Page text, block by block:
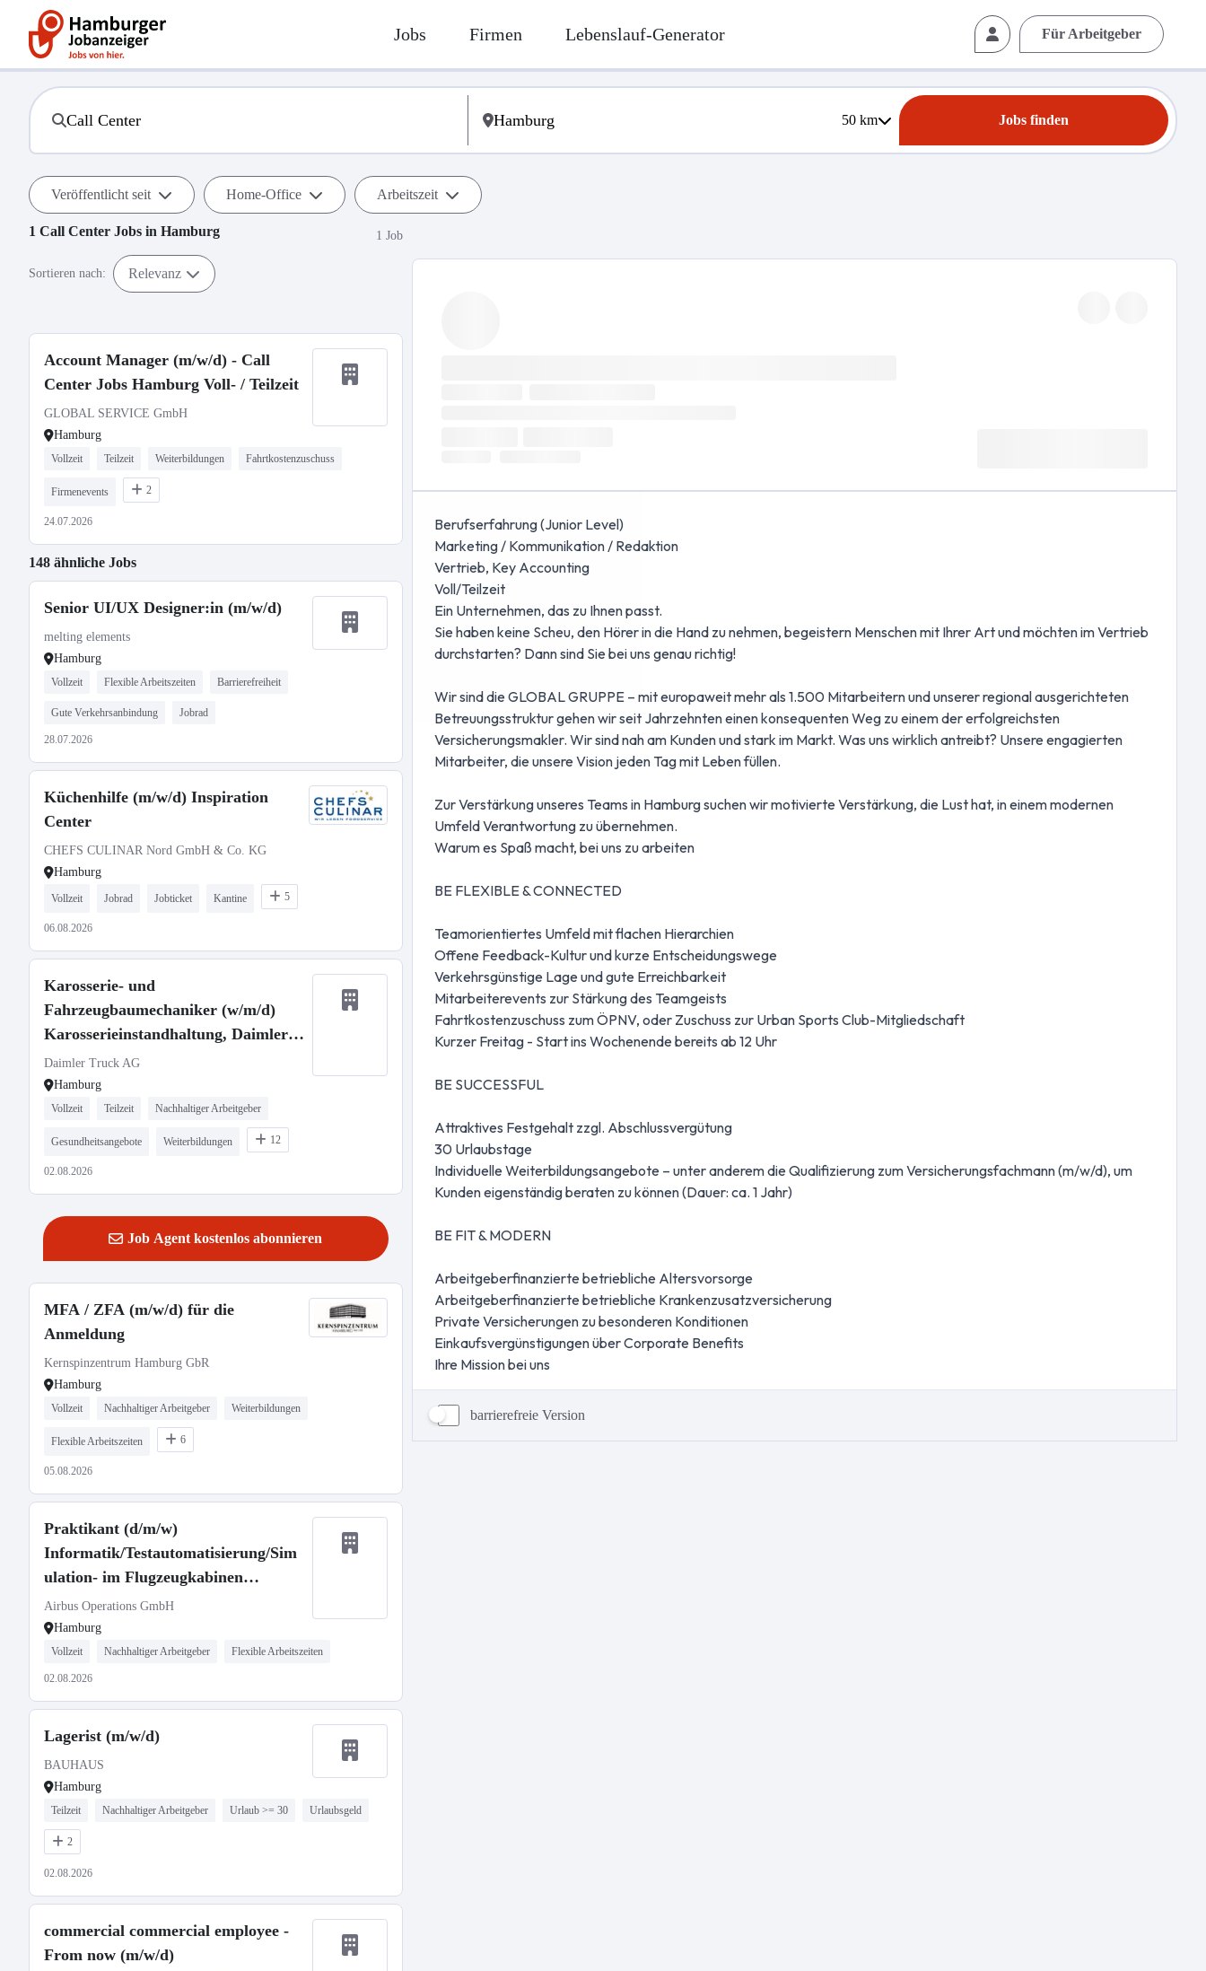
Jobs Firmen Lebenslauf-Generator Für Arbeitgeber
50km Jobs finden
Veröffentlicht seit Home-Office Arbeitszeit
1 Call Center Jobs in Hamburg 1 Job
Sortieren nach: Relevanz
Account Manager (m/w/d) - Call
Center Jobs Hamburg Voll- / Teilzeit
GLOBAL SERVICE GmbH
Hamburg
Vollzeit Teilzeit Weiterbildungen Fahrtkostenzuschuss
Firmenevents 2
24.07.2026
148 ähnliche Jobs
Senior UI/UX Designer:in (m/w/d)
melting elements
Hamburg
Vollzeit Flexible Arbeitszeiten Barrierefreiheit
Gute Verkehrsanbindung Jobrad
28.07.2026
Küchenhilfe (m/w/d) Inspiration
Center
CHEFS CULINAR Nord GmbH & Co. KG
Hamburg
Vollzeit Jobrad Jobticket Kantine 5
06.08.2026
Karosserie- und
Fahrzeugbaumechaniker (w/m/d)
Karosserieinstandhaltung, Daimler
Buses GmbH, Service Center
Hamburg
Daimler Truck AG
Hamburg
Vollzeit Teilzeit Nachhaltiger Arbeitgeber
Gesundheitsangebote Weiterbildungen 12
02.08.2026
Job Agent kostenlos abonnieren
MFA / ZFA (m/w/d) für die
Anmeldung
Kernspinzentrum Hamburg GbR
Hamburg
Vollzeit Nachhaltiger Arbeitgeber Weiterbildungen
Flexible Arbeitszeiten 6
05.08.2026
Praktikant (d/m/w)
Informatik/Testautomatisierung/Sim
ulation- im Flugzeugkabinen
Testzentrum
Airbus Operations GmbH
Hamburg
Vollzeit Nachhaltiger Arbeitgeber Flexible Arbeitszeiten
02.08.2026
Lagerist (m/w/d)
BAUHAUS
Hamburg
Teilzeit Nachhaltiger Arbeitgeber Urlaub >= 30 Urlaubsgeld
2
02.08.2026
commercial commercial employee -
From now (m/w/d)
barrierefreie Version